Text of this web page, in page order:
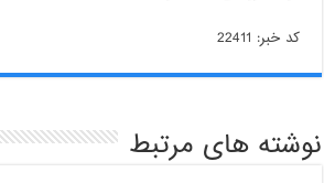
کد خبر: 22411
نوشته های مرتبط